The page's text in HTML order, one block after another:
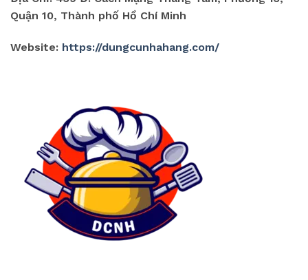
Quận 10, Thành phố Hồ Chí Minh
Website: https://dungcunhahang.com/